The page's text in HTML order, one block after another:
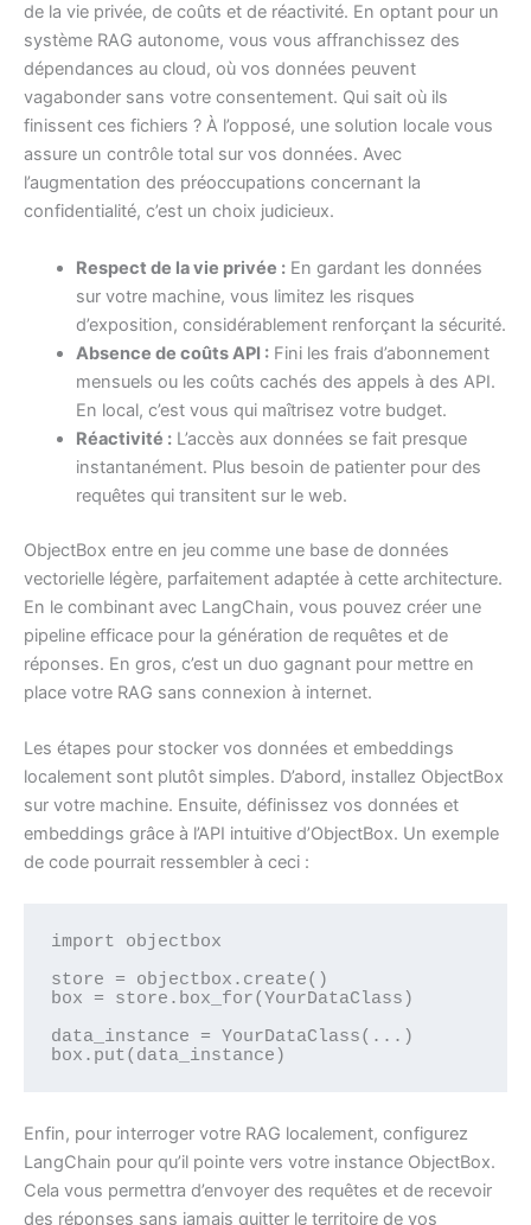
de la vie privée, de coûts et de réactivité. En optant pour un
système RAG autonome, vous vous affranchissez des
dépendances au cloud, où vos données peuvent
vagabonder sans votre consentement. Qui sait où ils
finissent ces fichiers ? À l’opposé, une solution locale vous
assure un contrôle total sur vos données. Avec
l’augmentation des préoccupations concernant la
confidentialité, c’est un choix judicieux.
Respect de la vie privée :En gardant les données
sur votre machine, vous limitez les risques
d’exposition, considérablement renforçant la sécurité.
Absence de coûts API :Fini les frais d’abonnement
mensuels ou les coûts cachés des appels à des API.
En local, c’est vous qui maîtrisez votre budget.
Réactivité :L’accès aux données se fait presque
instantanément. Plus besoin de patienter pour des
requêtes qui transitent sur le web.
ObjectBox entre en jeu comme une base de données
vectorielle légère, parfaitement adaptée à cette architecture.
En le combinant avec LangChain, vous pouvez créer une
pipeline efficace pour la génération de requêtes et de
réponses. En gros, c’est un duo gagnant pour mettre en
place votre RAG sans connexion à internet.
Les étapes pour stocker vos données et embeddings
localement sont plutôt simples. D’abord, installez ObjectBox
sur votre machine. Ensuite, définissez vos données et
embeddings grâce à l’API intuitive d’ObjectBox. Un exemple
de code pourrait ressembler à ceci :
import objectbox
store = objectbox.create()
box = store.box_for(YourDataClass)
data_instance = YourDataClass(...)
box.put(data_instance)
Enfin, pour interroger votre RAG localement, configurez
LangChain pour qu’il pointe vers votre instance ObjectBox.
Cela vous permettra d’envoyer des requêtes et de recevoir
des réponses sans jamais quitter le territoire de vos